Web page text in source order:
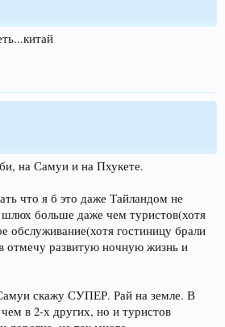
на Самуи и на Пхукете.
что я б это даже Тайландом не
шлюх больше даже чем туристов(хотя
обслуживание(хотя гостиницу брали
отмечу развитую ночную жизнь и
скажу СУПЕР. Рай на земле. В
в 2-х других, но и туристов